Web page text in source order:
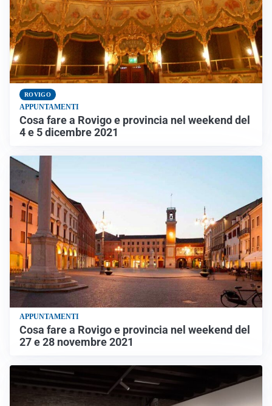
ROVIGO
APPUNTAMENTI
Cosa fare a Rovigo e provincia nel weekend del
4 e 5 dicembre 2021
APPUNTAMENTI
Cosa fare a Rovigo e provincia nel weekend del
27 e 28 novembre 2021